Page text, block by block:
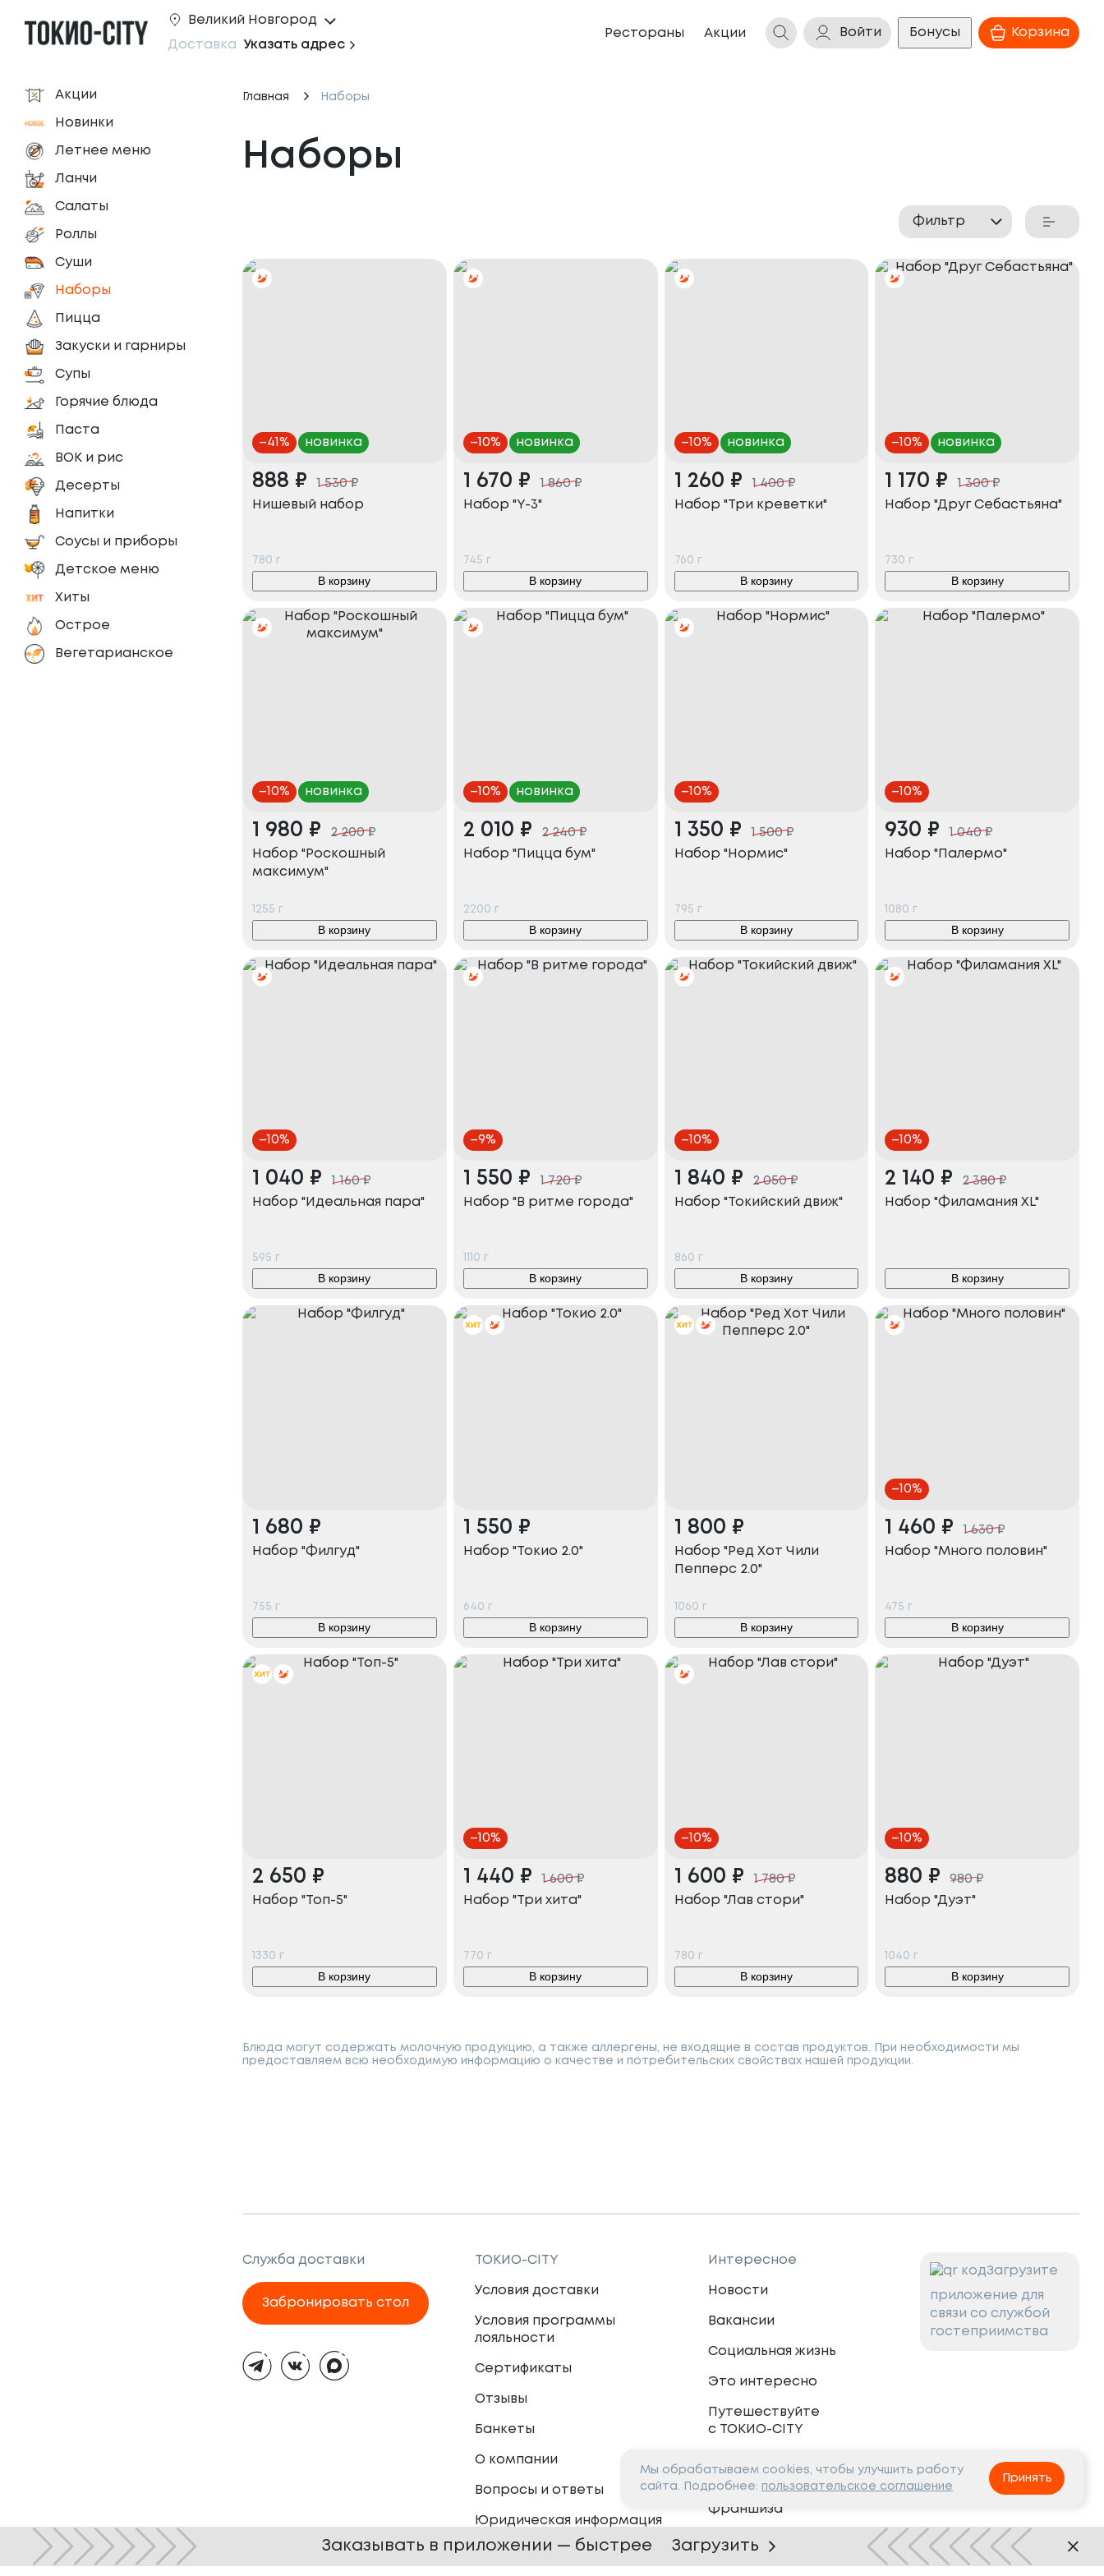
Великий Новгород
Доставка Указать адрес
Рестораны Акции Войти Бонусы Корзина
Акции
Новинки
Летнее меню
Ланчи
Салаты
Роллы
Суши
Наборы
Пицца
Закуски и гарниры
Супы
Горячие блюда
Паста
ВОК и рис
Десерты
Напитки
Соусы и приборы
Детское меню
Хиты
Острое
Вегетарианское
Главная Наборы
Наборы
Фильтр
–41 % новинка
888 ₽ 1 530₽
Нишевый набор
780 г
В корзину
–10% новинка
1 670 ₽ 1 860₽
Набор "Y-3"
745 г
В корзину
–10% новинка
1 260 ₽ 1 400₽
Набор "Три креветки"
760 г
В корзину
–10% новинка
1 170 ₽ 1 300₽
Набор "Друг Себастьяна"
730 г
В корзину
–10% новинка
1 980 ₽ 2 200₽
Набор "Роскошный
максимум"
1255 г
В корзину
–10% новинка
2 010 ₽ 2 240₽
Набор "Пицца бум"
2200 г
В корзину
–10%
1 350 ₽ 1 500₽
Набор "Нормис"
795 г
В корзину
–10%
930 ₽ 1 040₽
Набор "Палермо"
1080 г
В корзину
–10%
1 040 ₽ 1 160₽
Набор "Идеальная пара"
595 г
В корзину
–9%
1 550 ₽ 1 720₽
Набор "В ритме города"
1110 г
В корзину
–10%
1 840 ₽ 2 050₽
Набор "Токийский движ"
860 г
В корзину
–10%
2 140 ₽ 2 380₽
Набор "Филамания XL"
В корзину
1 680 ₽
Набор "Филгуд"
755 г
В корзину
1 550 ₽
Набор "Токио 2.0"
640 г
В корзину
1 800 ₽
Набор "Ред Хот Чили
Пепперс 2.0"
1060 г
В корзину
–10%
1 460 ₽ 1 630₽
Набор "Много половин"
475 г
В корзину
2 650 ₽
Набор "Топ-5"
1330 г
В корзину
–10%
1 440 ₽ 1 600₽
Набор "Три хита"
770 г
В корзину
–10%
1 600 ₽ 1 780₽
Набор "Лав стори"
780 г
В корзину
–10%
880 ₽ 980₽
Набор "Дуэт"
1040 г
В корзину
Блюда могут содержать молочную продукцию, а также аллергены, не входящие в состав продуктов. При необходимости мы
предоставляем всю необходимую информацию о качестве и потребительских свойствах нашей продукции.
Служба доставки
Забронировать стол
тема
ТОКИО-CITY
Условия доставки
Условия программы
лояльности
Сертификаты
Отзывы
Банкеты
О компании
Вопросы и ответы
Юридическая информация
Интересное
Новости
Вакансии
Социальная жизнь
Это интересно
Путешествуйте
с ТОКИО-CITY
Партнёрам
Франшиза
Сотрудничество
Загрузите
приложение для
связи со службой
гостеприимства
Мы обрабатываем cookies, чтобы улучшить работу
сайта. Подробнее: пользовательское соглашение
Принять
Заказывать в приложении — быстрее Загрузить